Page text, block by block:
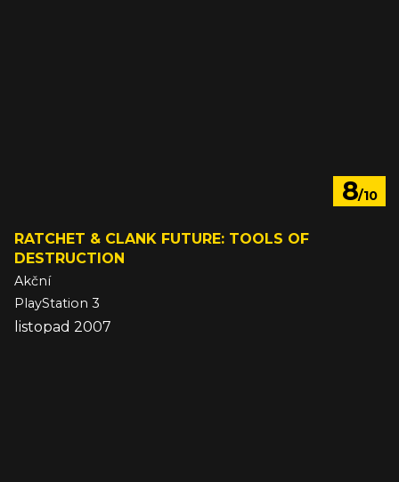
8/10
RATCHET & CLANK FUTURE: TOOLS OF
DESTRUCTION
Akční
PlayStation 3
listopad 2007